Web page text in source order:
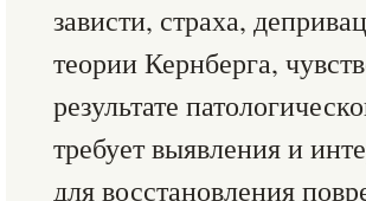
зависти, страха,
теории Кернберга,
результате
требует выявления и
для восстановления